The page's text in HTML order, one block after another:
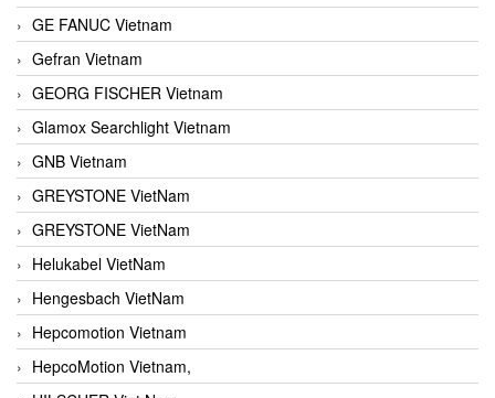
GE FANUC Vietnam
Gefran Vietnam
GEORG FISCHER Vietnam
Glamox Searchlight Vietnam
GNB Vietnam
GREYSTONE VietNam
GREYSTONE VietNam
Helukabel VietNam
Hengesbach VietNam
Hepcomotion Vietnam
HepcoMotion Vietnam,